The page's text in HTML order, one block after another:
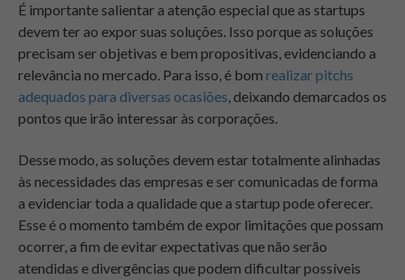
É importante salientar a atenção especial que as startups
devem ter ao expor suas soluções. Isso porque as soluções
precisam ser objetivas e bem propositivas, evidenciando a
relevância no mercado. Para isso, é bom realizar pitchs
adequados para diversas ocasiões, deixando demarcados os
pontos que irão interessar às corporações.
Desse modo, as soluções devem estar totalmente alinhadas
às necessidades das empresas e ser comunicadas de forma
a evidenciar toda a qualidade que a startup pode oferecer.
Esse é o momento também de expor limitações que possam
ocorrer, a fim de evitar expectativas que não serão
atendidas e divergências que podem dificultar possíveis